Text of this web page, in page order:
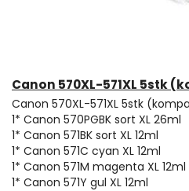
Canon 570XL-571XL 5stk
Canon 570XL-571XL 5stk
1* Canon 570PGBK sort XL 26ml
1* Canon 571BK sort XL 12ml
1* Canon 571C cyan XL 12ml
1* Canon 571M magenta XL 12ml
1* Canon 571Y gul XL 12ml